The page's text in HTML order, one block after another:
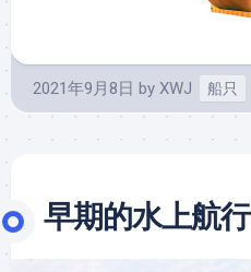
2021年9月8日 by XWJ 船只
早期的水上航行